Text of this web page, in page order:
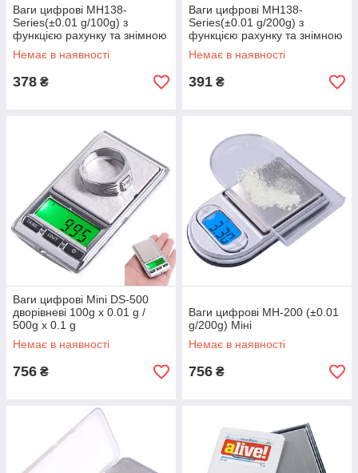
Ваги цифрові MH138-
Series(±0.01 g/100g) з
функцією рахунку та знімною
кришкою
Немає в наявності
378 ₴
Ваги цифрові MH138-
Series(±0.01 g/200g) з
функцією рахунку та знімною
кришкою
Немає в наявності
391 ₴
Ваги цифрові Mini DS-500
дворівневі 100g x 0.01 g /
500g x 0.1 g
Немає в наявності
756 ₴
Ваги цифрові MH-200 (±0.01
g/200g) Міні
Немає в наявності
756 ₴